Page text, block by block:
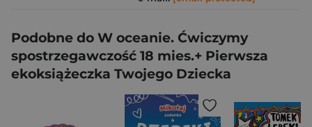
Podobne do W oceanie. Ćwiczymy
spostrzegawczość 18 mies.+ Pierwsza
ekoksiążeczka Twojego Dziecka